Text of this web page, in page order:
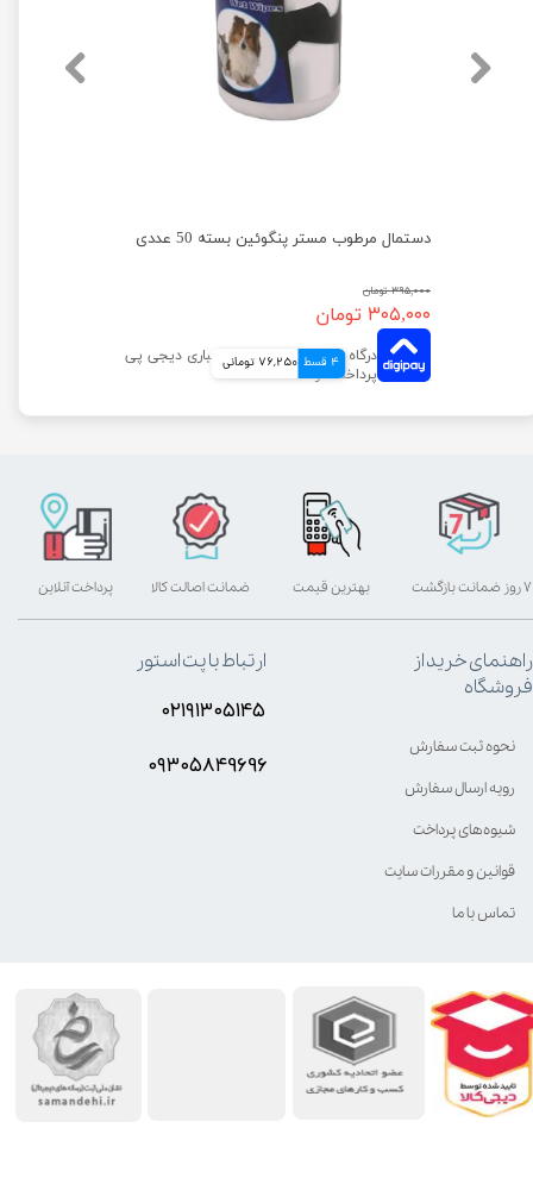
دستمال مرطوب مستر پنگوئین بسته 50 عددی
۳۹۵,۰۰۰ تومان
۳۰۵,۰۰۰ تومان
4 قسط 76,250 تومانی
بهترین قیمت پرداخت آنلاین ۷ روز ضمانت بازگشت ضمانت اصالت کالا
راهنمای خرید از
فروشگاه
نحوه ثبت سفارش
رویه ارسال سفارش
شیوه‌های پرداخت
قوانین و مقررات سایت
تماس با ما
ارتباط با پت استور
۰۲۱۹۱۳۰۵۱۴۵
۰۹۳۰۵8۴9696